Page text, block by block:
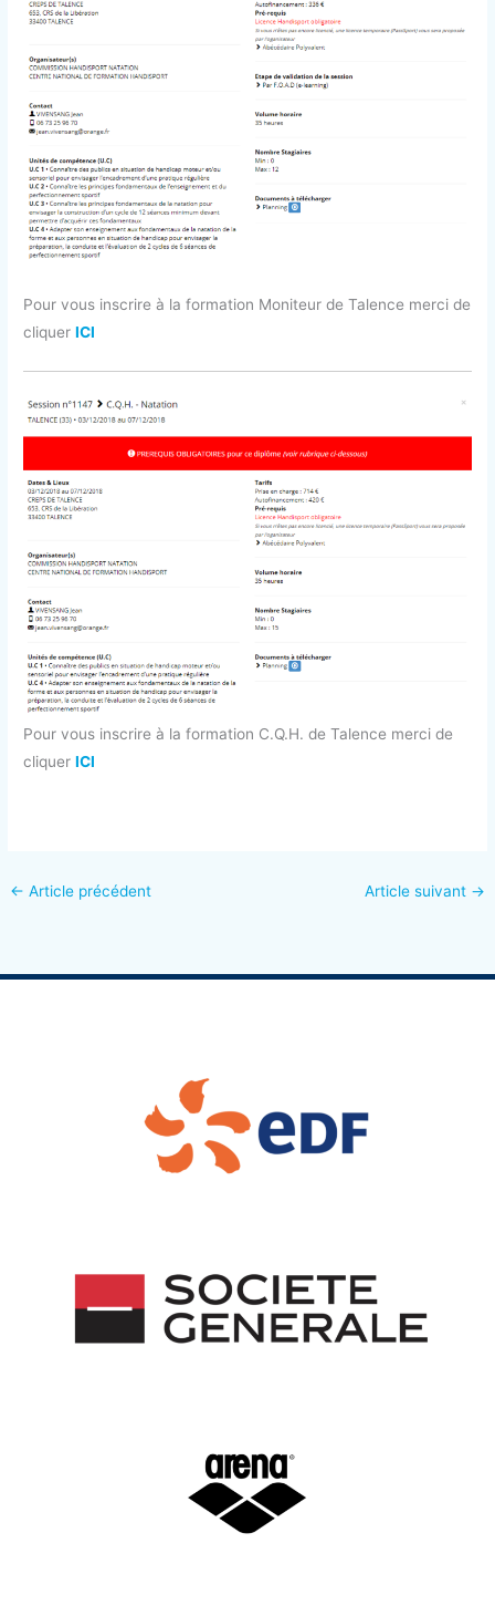
Pour vous inscrire à la formation Moniteur de Talence merci de
cliquerICI
Pour vous inscrire à la formation C.Q.H. de Talence merci de
cliquerICI
← Article précédent Article suivant →